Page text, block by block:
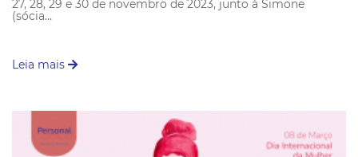
27, 28, 29 e 30 de novembro de 2023, junto à Simone
(sócia…
Leia mais